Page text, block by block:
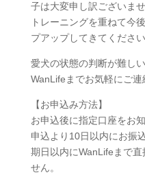
子は大変申し訳ございま
トレーニングを重ねて今
プアップしてきてください
愛犬の状態の判断が難し
WanLifeまでお気軽にご連
【お申込み方法】
お申込後に指定口座をお
申込より10日以内にお振
期日以内にWanLifeまで
せん。